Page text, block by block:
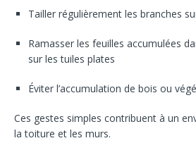
Tailler régulièrement les branches
Ramasser les feuilles accumulées
sur les tuiles plates
Éviter l’accumulation de bois ou
Ces gestes simples contribuent à un
la toiture et les murs.